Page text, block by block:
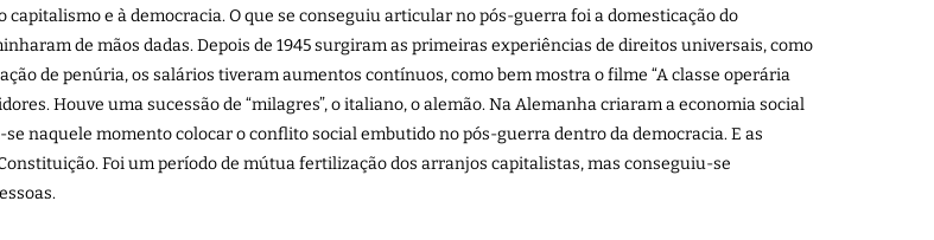
e à democracia. O que se conseguiu articular no pós-guerra foi a domesticação do
de mãos dadas. Depois de 1945 surgiram as primeiras experiências de direitos universais, como
de penúria, os salários tiveram aumentos contínuos, como bem mostra o filme “A classe operária
Houve uma sucessão de “milagres”, o italiano, o alemão. Na Alemanha criaram a economia social
naquele momento colocar o conflito social embutido no pós-guerra dentro da democracia. E as
Foi um período de mútua fertilização dos arranjos capitalistas, mas conseguiu-se